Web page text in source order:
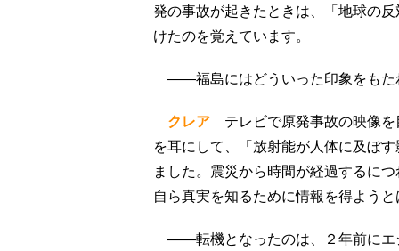
発の事故が起きたときは、「地球の
けたのを覚えています。
――福島にはどういった印象をもた
クレア テレビで原発事故の映像を
を耳にして、「放射能が人体に及ぼ
ました。震災から時間が経過するに
自ら真実を知るために情報を得よう
――転機となったのは、２年前にエ